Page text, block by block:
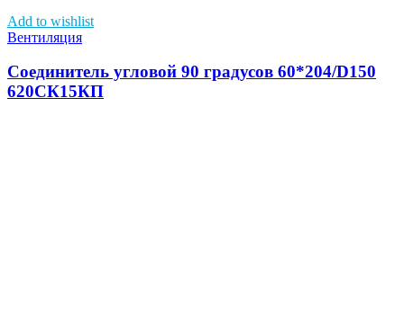
Add to wishlist
Вентиляция
Соединитель угловой 90 градусов 60*204/D150
620СК15КП